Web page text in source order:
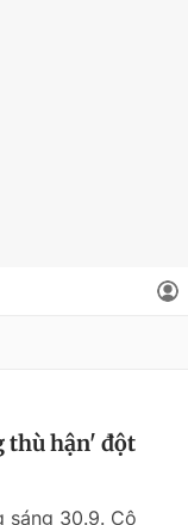
thù hận' đột
sáng 30.9. Cô